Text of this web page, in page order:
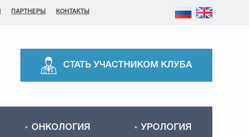
ПАРТНЕРЫ КОНТАКТЫ
СТАТЬ УЧАСТНИКОМ КЛУБА
ОНКОЛОГИЯ УРОЛОГИЯ